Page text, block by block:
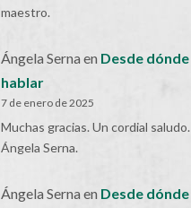
maestro.
Ángela Serna en Desde dónde
hablar
7 de enero de 2025
Muchas gracias. Un cordial saludo.
Ángela Serna.
Ángela Serna en Desde dónde